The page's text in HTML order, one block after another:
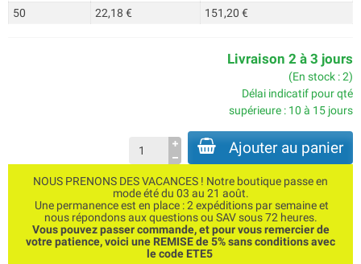
50
22,18 € 151,20 €
Livraison 2 à 3 jours
(En stock : 2)
Délai indicatif pour qté
supérieure : 10 à 15 jours
Ajouter au panier
NOUS PRENONS DES VACANCES ! Notre boutique passe en
mode été du 03 au 21 août.
Une permanence est en place : 2 expéditions par semaine et
nous répondons aux questions ou SAV sous 72 heures.
Vous pouvez passer commande, et pour vous remercier de
votre patience, voici une REMISE de 5% sans conditions avec
le code ETE5